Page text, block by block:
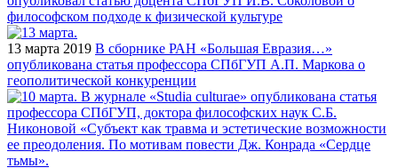
философском подходе к физической культуре
13 марта 2019 В сборнике РАН «Большая Евразия…»
опубликована статья профессора СПбГУП А.П. Маркова о
геополитической конкуренции